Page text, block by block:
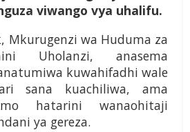
viwango vya uhalifu.
Mkurugenzi wa Huduma za
Uholanzi, anasema
kuwahifadhi wale
sana kuachiliwa, ama
hatarini wanaohitaji
ya gereza.